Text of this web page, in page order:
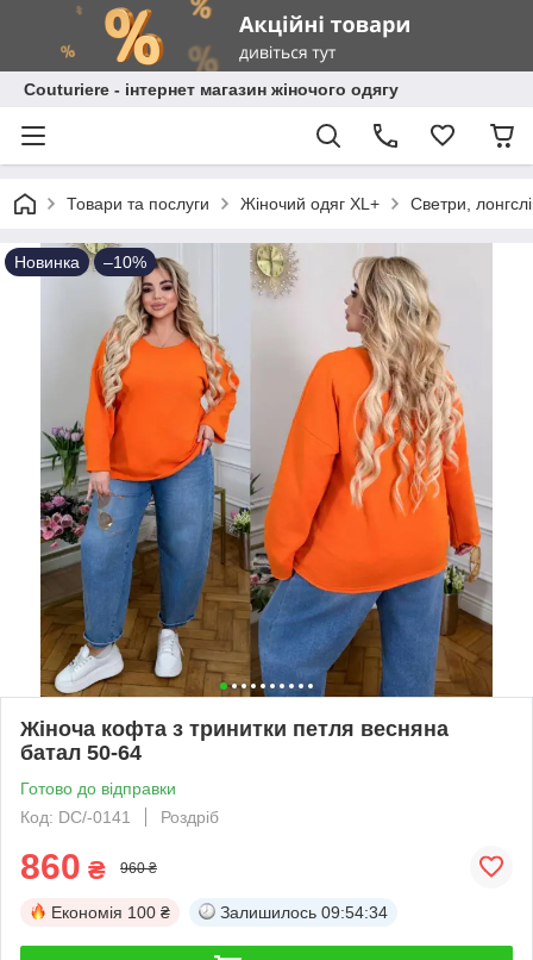
Сouturiere - інтернет магазин жіночого одягу
Товари та послуги Жіночий одяг XL+ Светри,
Новинка –10%
Жіноча кофта з тринитки петля весняна
батал 50-64
Готово до відправки
Код: DC/-0141
Роздріб
860 ₴ 960 ₴
Економія 100 ₴ Залишилось 09:54:32